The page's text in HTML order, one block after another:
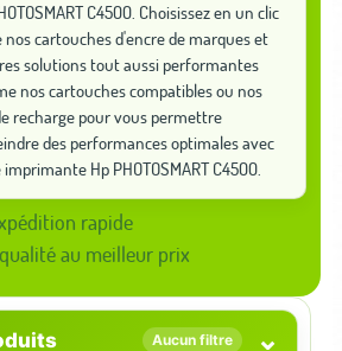
C4500. Choisissez en un clic
cartouches d'encre de marques et
solutions tout aussi performantes
nos cartouches compatibles ou nos
recharge pour vous permettre
des performances optimales avec
Hp PHOTOSMART C4500.
rapide
au meilleur prix
Aucun filtre ⌄